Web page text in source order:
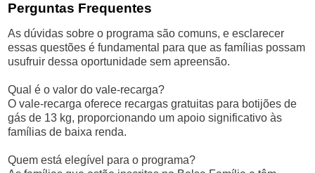
Perguntas Frequentes
As dúvidas sobre o programa são comuns, e esclarecer
essas questões é fundamental para que as famílias possam
usufruir dessa oportunidade sem apreensão.
Qual é o valor do vale-recarga?
O vale-recarga oferece recargas gratuitas para botijões de
gás de 13 kg, proporcionando um apoio significativo às
famílias de baixa renda.
Quem está elegível para o programa?